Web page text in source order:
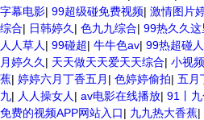
字幕电影| 99超级碰免费视频| 激情图片
综合| 日韩婷久 | 色九九综合| 99热久久
人人草人 | 99碰超| 牛牛色av| 99热超碰人
月婷久久 | 天天做天天爱天天综合| 小视
蕉| 婷婷六月丁香五月 | 色婷婷偷拍| 五月
九| 人人操女人 | av电影在线播放| 91丨
免费的视频APP网站入口| 九九热大香蕉|